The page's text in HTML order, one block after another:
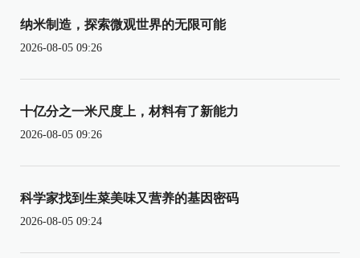
纳米制造，探索微观世界的无限可能
2026-08-05 09:26
十亿分之一米尺度上，材料有了新能力
2026-08-05 09:26
科学家找到生菜美味又营养的基因密码
2026-08-05 09:24